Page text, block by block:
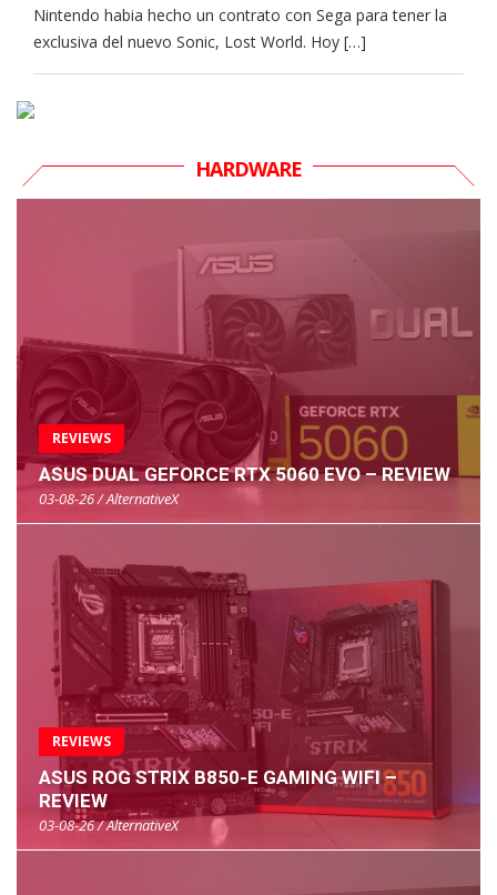
Nintendo habia hecho un contrato con Sega para tener la
exclusiva del nuevo Sonic, Lost World. Hoy […]
HARDWARE
REVIEWS
ASUS DUAL GEFORCE RTX 5060 EVO – REVIEW
03-08-26 / AlternativeX
REVIEWS
ASUS ROG STRIX B850-E GAMING WIFI –
REVIEW
03-08-26 / AlternativeX